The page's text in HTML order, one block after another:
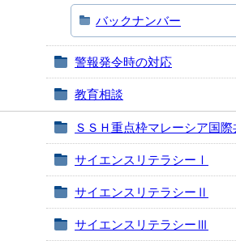
バックナンバー
警報発令時の対応
教育相談
ＳＳＨ重点枠マレーシア国
サイエンスリテラシーⅠ
サイエンスリテラシーⅡ
サイエンスリテラシーⅢ